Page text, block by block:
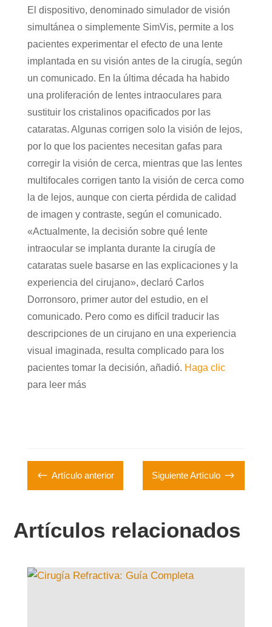
El dispositivo, denominado simulador de visión
simultánea o simplemente SimVis, permite a los
pacientes experimentar el efecto de una lente
implantada en su visión antes de la cirugía, según
un comunicado. En la última década ha habido
una proliferación de lentes intraoculares para
sustituir los cristalinos opacificados por las
cataratas. Algunas corrigen solo la visión de lejos,
por lo que los pacientes necesitan gafas para
corregir la visión de cerca, mientras que las lentes
multifocales corrigen tanto la visión de cerca como
la de lejos, aunque con cierta pérdida de calidad
de imagen y contraste, según el comunicado.
«Actualmente, la decisión sobre qué lente
intraocular se implanta durante la cirugía de
cataratas suele basarse en las explicaciones y la
experiencia del cirujano», declaró Carlos
Dorronsoro, primer autor del estudio, en el
comunicado. Pero como es difícil traducir las
descripciones de un cirujano en una experiencia
visual imaginada, resulta complicado para los
pacientes tomar la decisión, añadió. Haga clic
para leer más
# Artículo anterior Siguiente Artículo $
Artículos relacionados